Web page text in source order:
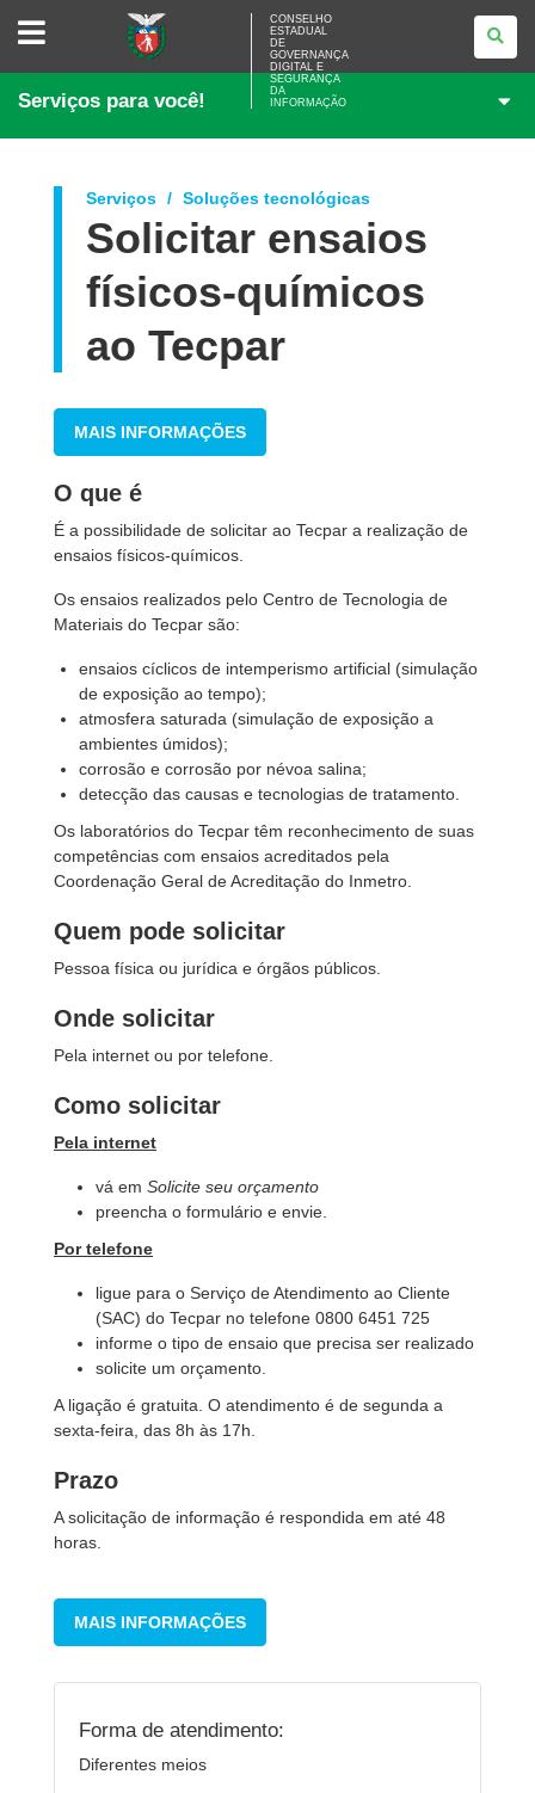
CONSELHO
ESTADUAL
GOVERNANÇA
E
DA
CONSELHO
ESTADUAL
DE
GOVERNANÇA
DIGITAL E
SEGURANÇA
DA
INFORMAÇÃO
Serviços para você!
Serviços Soluções tecnológicas
Solicitar ensaios
físicos-químicos
ao Tecpar
MAIS INFORMAÇÕES
O que é
É a possibilidade de solicitar ao Tecpar a realização de
ensaios físicos-químicos.
Os ensaios realizados pelo Centro de Tecnologia de
Materiais do Tecpar são:
ensaios cíclicos de intemperismo artificial (simulação
de exposição ao tempo);
atmosfera saturada (simulação de exposição a
ambientes úmidos);
corrosão e corrosão por névoa salina;
detecção das causas e tecnologias de tratamento.
Os laboratórios do Tecpar têm reconhecimento de suas
competências com ensaios acreditados pela
Coordenação Geral de Acreditação do Inmetro.
Quem pode solicitar
Pessoa física ou jurídica e órgãos públicos.
Onde solicitar
Pela internet ou por telefone.
Como solicitar
Pela internet
vá em Solicite seu orçamento
preencha o formulário e envie.
Por telefone
ligue para o Serviço de Atendimento ao Cliente
(SAC) do Tecpar no telefone 0800 6451 725
informe o tipo de ensaio que precisa ser realizado
solicite um orçamento.
A ligação é gratuita. O atendimento é de segunda a
sexta-feira, das 8h às 17h.
Prazo
A solicitação de informação é respondida em até 48
horas.
MAIS INFORMAÇÕES
Forma de atendimento:
Diferentes meios